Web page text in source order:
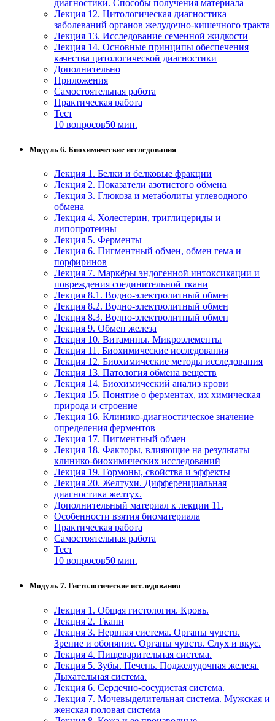
диагностики. Способы получения материала
Лекция 12. Цитологическая диагностика
заболеваний органов желудочно-кишечного тракта
Лекция 13. Исследование семенной жидкости
Лекция 14. Основные принципы обеспечения
качества цитологической диагностики
Дополнительно
Приложения
Самостоятельная работа
Практическая работа
Тест
10 вопросов50 мин.
Модуль 6. Биохимические исследования
Лекция 1. Белки и белковые фракции
Лекция 2. Показатели азотистого обмена
Лекция 3. Глюкоза и метаболиты углеводного
обмена
Лекция 4. Холестерин, триглицериды и
липопротеины
Лекция 5. Ферменты
Лекция 6. Пигментный обмен, обмен гема и
порфиринов
Лекция 7. Маркёры эндогенной интоксикации и
повреждения соединительной ткани
Лекция 8.1. Водно-электролитный обмен
Лекция 8.2. Водно-электролитный обмен
Лекция 8.3. Водно-электролитный обмен
Лекция 9. Обмен железа
Лекция 10. Витамины. Микроэлементы
Лекция 11. Биохимические исследования
Лекция 12. Биохимические методы исследования
Лекция 13. Патология обмена веществ
Лекция 14. Биохимический анализ крови
Лекция 15. Понятие о ферментах, их химическая
природа и строение
Лекция 16. Клинико-диагностическое значение
определения ферментов
Лекция 17. Пигментный обмен
Лекция 18. Факторы, влияющие на результаты
клинико-биохимических исследований
Лекция 19. Гормоны, свойства и эффекты
Лекция 20. Желтухи. Дифференциальная
диагностика желтух.
Дополнительный материал к лекции 11.
Особенности взятия биоматериала
Практическая работа
Самостоятельная работа
Тест
10 вопросов50 мин.
Модуль 7. Гистологические исследования
Лекция 1. Общая гистология. Кровь.
Лекция 2. Ткани
Лекция 3. Нервная система. Органы чувств.
Зрение и обоняние. Органы чувств. Слух и вкус.
Лекция 4. Пищеварительная система.
Лекция 5. Зубы. Печень. Поджелудочная железа.
Дыхательная система.
Лекция 6. Сердечно-сосудистая система.
Лекция 7. Мочевыделительная система. Мужская и
женская половая система